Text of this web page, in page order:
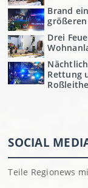
Brand
Drei
Rettung
SOCIAL
Teile Regionews